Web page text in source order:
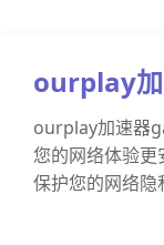
ourplay加
ourplay加速器
您的网络体验更
保护您的网络隐